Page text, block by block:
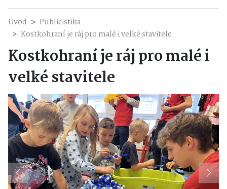
Úvod
Publicistika
Kostkohraní je ráj pro malé i velké stavitele
Kostkohraní je ráj pro malé i
velké stavitele
Previous Next